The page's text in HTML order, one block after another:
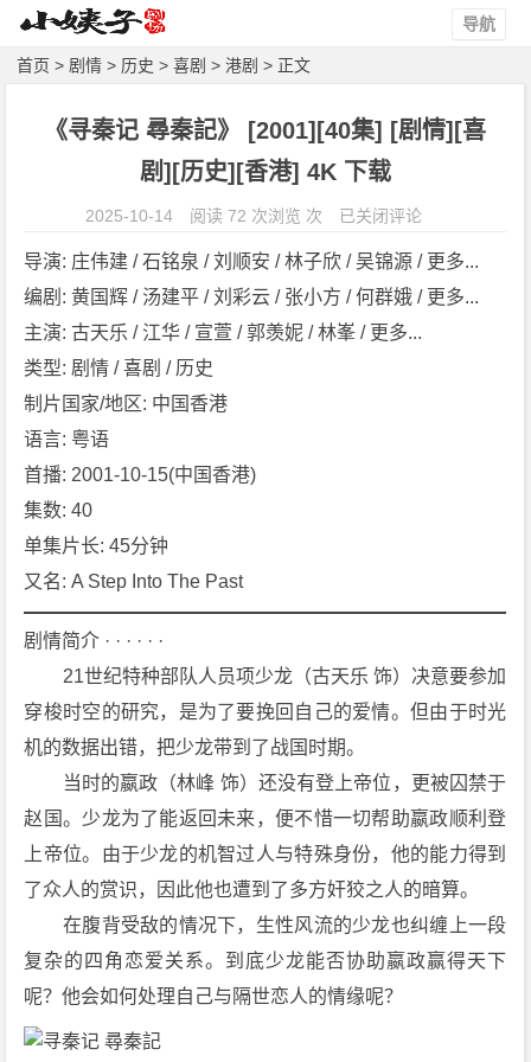
导航
首页 > 剧情 > 历史 >喜剧 >港剧 > 正文
《寻秦记 尋秦記》 [2001][40集] [剧情][喜
剧][历史][香港] 4K 下载
2025-10-14 阅读 72 次浏览 次
《寻
记
尋
秦
剧]
[历
史]
[香
港]
K
下
载
已关闭评论
导演: 庄伟建 / 石铭泉 / 刘顺安 / 林子欣 / 吴锦源 / 更多...
编剧: 黄国辉 / 汤建平 / 刘彩云 / 张小方 / 何群娥 / 更多...
主演: 古天乐 / 江华 / 宣萱 / 郭羡妮 / 林峯 / 更多...
类型: 剧情 / 喜剧 / 历史
制片国家/地区: 中国香港
语言: 粤语
首播: 2001-10-15(中国香港)
集数: 40
单集片长: 45分钟
又名: A Step Into The Past
剧情简介 · · · · · ·
21世纪特种部队人员项少龙（古天乐 饰）决意要参加
穿梭时空的研究，是为了要挽回自己的爱情。但由于时光
机的数据出错，把少龙带到了战国时期。
当时的嬴政（林峰 饰）还没有登上帝位，更被囚禁于
赵国。少龙为了能返回未来，便不惜一切帮助嬴政顺利登
上帝位。由于少龙的机智过人与特殊身份，他的能力得到
了众人的赏识，因此他也遭到了多方奸狡之人的暗算。
在腹背受敌的情况下，生性风流的少龙也纠缠上一段
复杂的四角恋爱关系。到底少龙能否协助嬴政赢得天下
呢？他会如何处理自己与隔世恋人的情缘呢？